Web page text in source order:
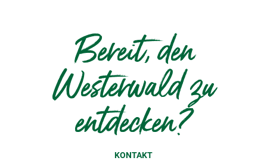
Bereit, den
Westerwald zu
entdecken?
KONTAKT